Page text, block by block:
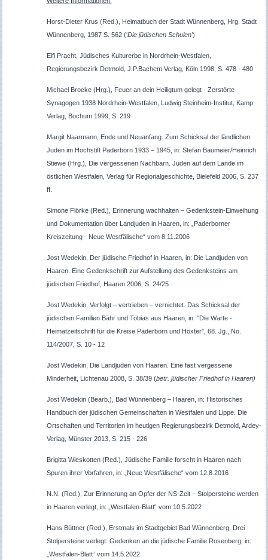
Horst-Dieter Krus (Red.), Heimatbuch der Stadt Wünnenberg, Hrg. Stadt
Wünnenberg, 1987 S. 562 (‘Die jüdischen Schulen’)
Elfi Pracht, Jüdisches Kulturerbe in Nordrhein-Westfalen,
Regierungsbezirk Detmold, J.P.Bachem Verlag, Köln 1998, S. 478 - 480
Michael Brocke (Hrg.), Feuer an dein Heiligtum gelegt - Zerstörte
Synagogen 1938 Nordrhein-Westfalen, Ludwig Steinheim-Institut, Kamp
Verlag, Bochum 1999, S. 219
Margit Naarmann, Ende und Neuanfang. Zum Schicksal der ländlichen
Juden im Hochstift Paderborn 1933 – 1945, in: Stefan Baumeier/Heinrich
Stiewe (Hrg.), Die vergessenen Nachbarn. Juden auf dem Lande im
östlichen Westfalen, Verlag für Regionalgeschichte, Bielefeld 2006, S. 237
ff.
Simone Flörke (Red.), Erinnerung wachhalten – Gedenkstein-Einweihung
und Dokumentation über Landjuden in Haaren, in: „Paderborner
Kreiszeitung - Neue Westfälische“ vom 8.11.2006
Jost Wedekin, Der jüdische Friedhof in Haaren, in: Die Landjuden von
Haaren. Eine Gedenkschrift zur Aufstellung des Gedenksteins am
jüdischen Friedhof, Haaren 2006, S. 24/25
Jost Wedekin, Verfolgt – vertrieben – vernichtet. Das Schicksal der
jüdischen Familien Bähr und Tobias aus Haaren, in: "Die Warte -
Heimatzeitschrift für die Kreise Paderborn und Höxter", 68. Jg., No.
114/2007, S. 10 - 12
Jost Wedekin, Die Landjuden von Haaren. Eine fast vergessene
Minderheit, Lichtenau 2008, S. 38/39 (betr. jüdischer Friedhof in Haaren)
Jost Wedekin (Bearb.), Bad Wünnenberg – Haaren, in: Historisches
Handbuch der jüdischen Gemeinschaften in Westfalen und Lippe. Die
Ortschaften und Territorien im heutigen Regierungsbezirk Detmold, Ardey-
Verlag, Münster 2013, S. 215 - 226
Brigitta Wieskotten (Red.), Jüdische Familie forscht in Haaren nach
Spuren ihrer Vorfahren, in: „Neue Westfälische“ vom 12.8.2016
N.N. (Red.), Zur Erinnerung an Opfer der NS-Zeit – Stolpersteine werden
in Haaren verlegt, in: „Westfalen-Blatt“ vom 10.5.2022
Hans Büttner (Red.), Erstmals im Stadtgebiet Bad Wünnenberg. Drei
Stolpersteine verlegt: Gedenken an die jüdische Familie Rosenberg, in:
„Westfalen-Blatt“ vom 14.5.2022